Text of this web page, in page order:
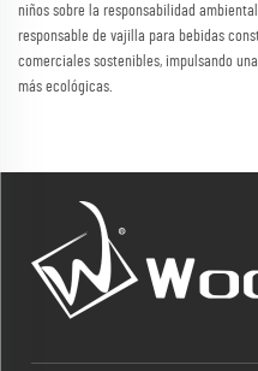
niños sobre la responsabilidad
responsable de vajilla para bebidas
comerciales sostenibles, impulsando
más ecológicas.